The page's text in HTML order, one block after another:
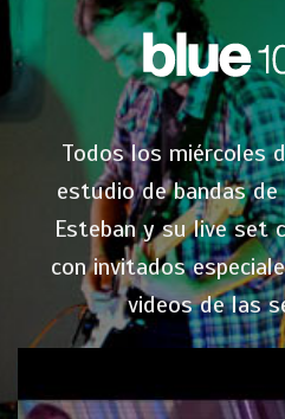
Todos los miércoles
estudio de bandas de
Esteban y su live set
con invitados
videos de las